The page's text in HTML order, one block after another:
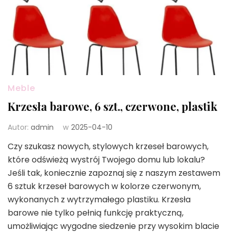
Meble
Krzesła barowe, 6 szt., czerwone, plastik
Autor: admin w 2025-04-10
Czy szukasz nowych, stylowych krzeseł barowych,
które odświeżą wystrój Twojego domu lub lokalu?
Jeśli tak, koniecznie zapoznaj się z naszym zestawem
6 sztuk krzeseł barowych w kolorze czerwonym,
wykonanych z wytrzymałego plastiku. Krzesła
barowe nie tylko pełnią funkcję praktyczną,
umożliwiając wygodne siedzenie przy wysokim blacie